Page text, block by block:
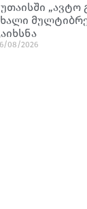
„ავტო
08/2026